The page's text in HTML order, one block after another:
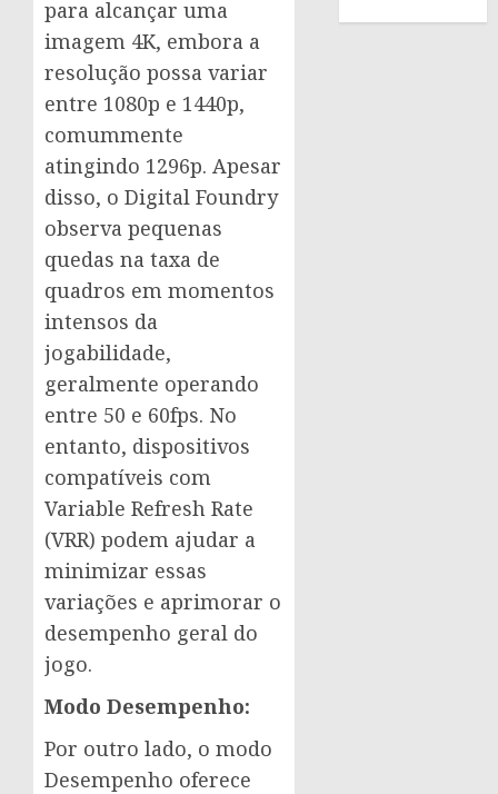
para alcançar uma
imagem 4K, embora a
resolução possa variar
entre 1080p e 1440p,
comummente
atingindo 1296p. Apesar
disso, o Digital Foundry
observa pequenas
quedas na taxa de
quadros em momentos
intensos da
jogabilidade,
geralmente operando
entre 50 e 60fps. No
entanto, dispositivos
compatíveis com
Variable Refresh Rate
(VRR) podem ajudar a
minimizar essas
variações e aprimorar o
desempenho geral do
jogo.
Modo Desempenho:
Por outro lado, o modo
Desempenho oferece